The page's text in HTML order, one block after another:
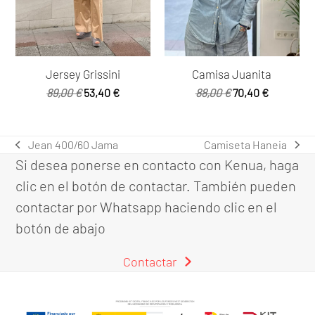
Jersey Grissini
89,00€El
era:
89,00 €.
53,40 €El
Camisa Juanita
88,00€El
88,00 €.
70,40 €El
es:
70,40 €.
previous
post:
Jean 400/60 Jama
next
post:
Camiseta Haneia
Si desea ponerse en contacto con Kenua, haga
clic en el botón de contactar. También pueden
contactar por Whatsapp haciendo clic en el
botón de abajo
Contactar